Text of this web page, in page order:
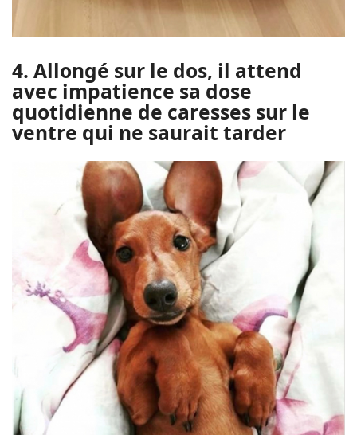
4. Allongé sur le dos, il attend
avec impatience sa dose
quotidienne de caresses sur le
ventre qui ne saurait tarder